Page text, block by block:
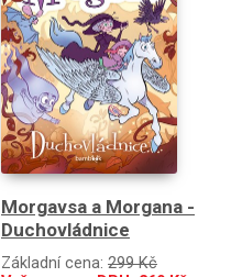
Morgavsa a Morgana -
Duchovládnice
Základní cena: 299 Kč